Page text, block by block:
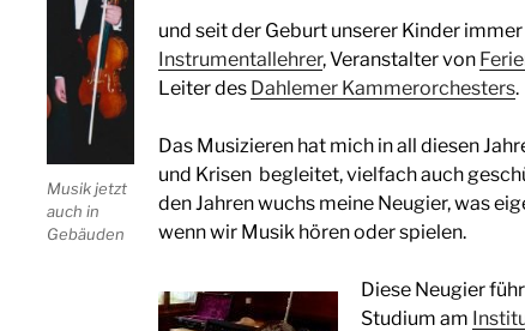
Musik jetzt
auch in
Gebäuden
und seit der Geburt unserer Kinder
Instrumentallehrer, Veranstalter von
Leiter des Dahlemer Kammerorchesters.
Das Musizieren hat mich in all diesen
und Krisen begleitet, vielfach auch
den Jahren wuchs meine Neugier, was
wenn wir Musik hören oder spielen.
Diese Neugier
Studium am